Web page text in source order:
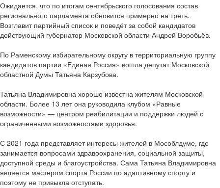
Ожидается, что по итогам сентябрьского голосования состав
регионального парламента обновится примерно на треть.
Возглавит партийный список и поведёт за собой кандидатов
действующий губернатор Московской области Андрей Воробьёв.
По Раменскому избирательному округу в территориальную группу
кандидатов партии «Единая Россия» вошла депутат Московской
областной Думы Татьяна Карзубова.
Татьяна Владимировна хорошо известна жителям Московской
области. Более 13 лет она руководила клубом «Равные
возможности» — центром реабилитации и поддержки людей с
ограниченными возможностями здоровья.
С 2021 года представляет интересы жителей в Мособлдуме, где
занимается вопросами здравоохранения, социальной защиты,
доступной среды и благоустройства. Сама Татьяна Владимировна
является мастером спорта России по адаптивному спорту и
поэтому не привыкла отступать.